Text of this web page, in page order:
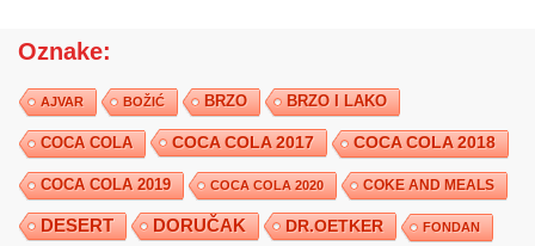
Oznake:
AJVAR BOŽIĆ BRZO BRZO I LAKO
COCA COLA COCA COLA 2017 COCA COLA 2018
COCA COLA 2019 COCA COLA 2020 COKE AND MEALS
DESERT DORUČAK DR.OETKER FONDAN